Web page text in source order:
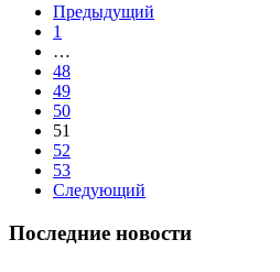
Предыдущий
1
…
48
49
50
51
52
53
Следующий
Последние новости